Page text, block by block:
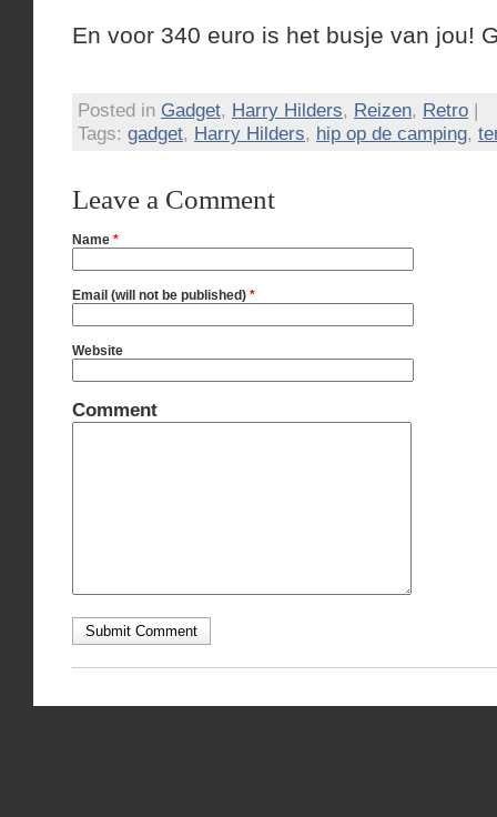
En voor 340 euro is het busje van jou!
Posted in Gadget, Harry Hilders, Reizen, Retro |
Tags: gadget, Harry Hilders, hip op de camping,
Leave a Comment
Name *
Email (will not be published) *
Website
Comment